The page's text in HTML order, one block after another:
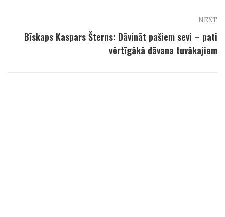
NEXT
Bīskaps Kaspars Šterns: Dāvināt pašiem sevi – pati
vērtīgākā dāvana tuvākajiem